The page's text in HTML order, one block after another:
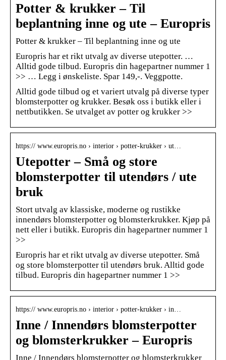
Potter & krukker – Til
beplantning inne og ute – Europris
Potter & krukker – Til beplantning inne og ute
Europris har et rikt utvalg av diverse utepotter. …
Alltid gode tilbud. Europris din hagepartner nummer 1
>> … Legg i ønskeliste. Spar 149,-. Veggpotte.
Alltid gode tilbud og et variert utvalg på diverse typer
blomsterpotter og krukker. Besøk oss i butikk eller i
nettbutikken. Se utvalget av potter og krukker >>
https:// www.europris.no › interior › potter-krukker › ut…
Utepotter – Små og store
blomsterpotter til utendørs / ute
bruk
Stort utvalg av klassiske, moderne og rustikke
innendørs blomsterpotter og blomsterkrukker. Kjøp på
nett eller i butikk. Europris din hagepartner nummer 1
>>
Europris har et rikt utvalg av diverse utepotter. Små
og store blomsterpotter til utendørs bruk. Alltid gode
tilbud. Europris din hagepartner nummer 1 >>
https:// www.europris.no › interior › potter-krukker › in…
Inne / Innendørs blomsterpotter
og blomsterkrukker – Europris
Inne / Innendørs blomsterpotter og blomsterkrukker